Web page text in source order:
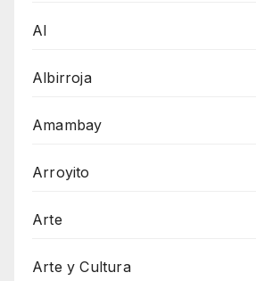
AI
Albirroja
Amambay
Arroyito
Arte
Arte y Cultura